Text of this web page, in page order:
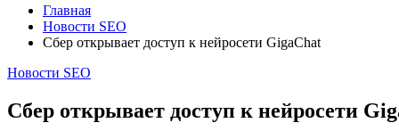
Главная
Новости SEO
Сбер открывает доступ к нейросети GigaChat
Новости SEO
Сбер открывает доступ к нейросети